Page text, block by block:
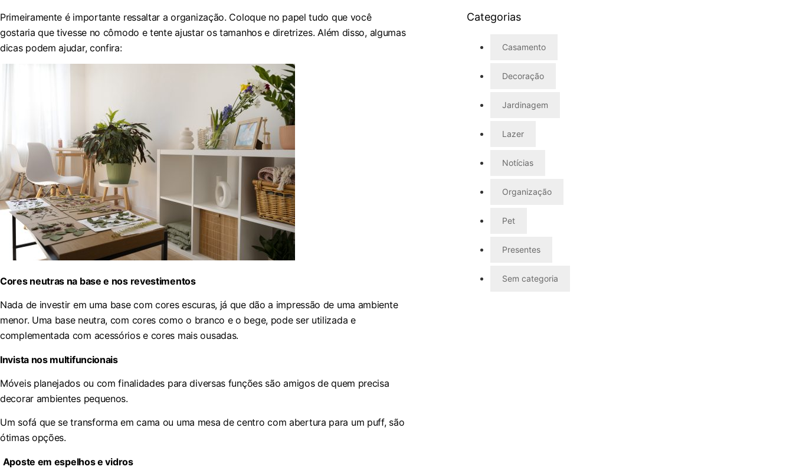
Primeiramente é importante ressaltar a organização. Coloque no papel tudo que você
gostaria que tivesse no cômodo e tente ajustar os tamanhos e diretrizes. Além disso, algumas
dicas podem ajudar, confira:
Cores neutras na base e nos revestimentos
Nada de investir em uma base com cores escuras, já que dão a impressão de uma ambiente
menor. Uma base neutra, com cores como o branco e o bege, pode ser utilizada e
complementada com acessórios e cores mais ousadas.
Invista nos multifuncionais
Móveis planejados ou com finalidades para diversas funções são amigos de quem precisa
decorar ambientes pequenos.
Um sofá que se transforma em cama ou uma mesa de centro com abertura para um puff, são
ótimas opções.
Aposte em espelhos e vidros
Categorias
Casamento
Decoração
Jardinagem
Lazer
Notícias
Organização
Pet
Presentes
Sem categoria